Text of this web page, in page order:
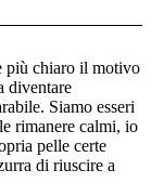
più chiaro il motivo
diventare
Siamo esseri
rimanere calmi, io
pelle certe
di riuscire a